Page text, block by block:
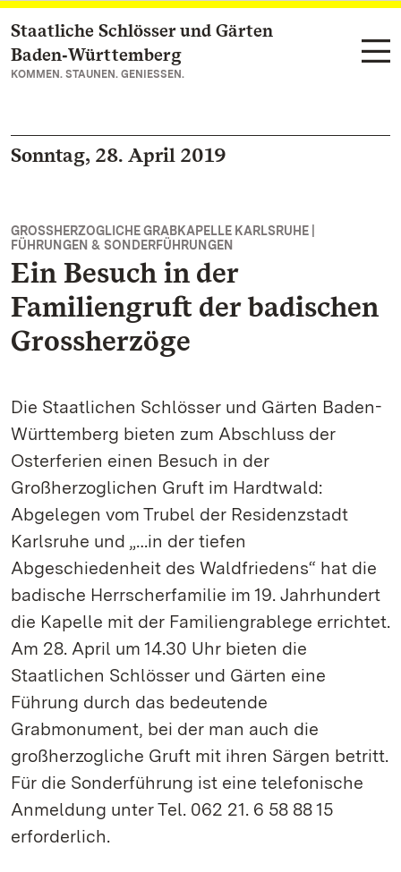
Zum Hauptinhalt springen
Staatliche Schlösser und Gärten
Baden‑Württemberg
KOMMEN. STAUNEN. GENIESSEN.
Sonntag, 28. April 2019
GROSSHERZOGLICHE GRABKAPELLE KARLSRUHE |
FÜHRUNGEN & SONDERFÜHRUNGEN
Ein Besuch in der
Familiengruft der badischen
Grossherzöge
Die Staatlichen Schlösser und Gärten Baden-
Württemberg bieten zum Abschluss der
Osterferien einen Besuch in der
Großherzoglichen Gruft im Hardtwald:
Abgelegen vom Trubel der Residenzstadt
Karlsruhe und „…in der tiefen
Abgeschiedenheit des Waldfriedens“ hat die
badische Herrscherfamilie im 19. Jahrhundert
die Kapelle mit der Familiengrablege errichtet.
Am 28. April um 14.30 Uhr bieten die
Staatlichen Schlösser und Gärten eine
Führung durch das bedeutende
Grabmonument, bei der man auch die
großherzogliche Gruft mit ihren Särgen betritt.
Für die Sonderführung ist eine telefonische
Anmeldung unter Tel. 062 21. 6 58 88 15
erforderlich.